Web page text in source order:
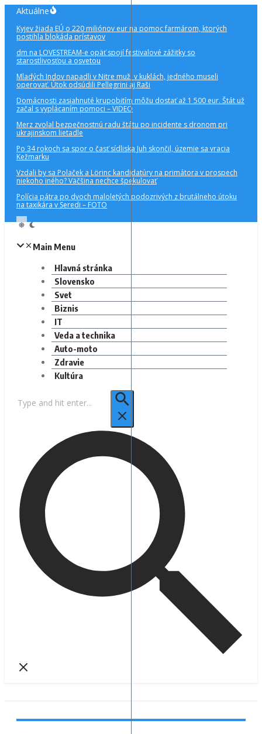
Preskočiť
obsah
Aktuálne
Kyjev žiada EÚ o 220 miliónov eur na pomoc farmárom, ktorých
postihla blokáda prístavov
dm na LOVESTREAM-e opäť spojí festivalové zážitky so
starostlivosťou a osvetou
Mladých Indov napadli v Nitre muži v kuklách, jedného museli
operovať. Útok odsúdili Pellegrini aj Raši
Domácnosti zasiahnuté krupobitím môžu dostať až 1 500 eur. Štát už
začal s vyplácaním pomoci – VIDEO
Merz zvolal bezpečnostnú radu štátu po incidente s dronom pri
ukrajinskom lietadle
Po 34 rokoch sa spor o časť sídliska Juh skončil, územie sa vracia
Kežmarku
Vzdali by sa Polaček a Lörinc kandidatúry na primátora v prospech
niekoho iného? Väčšina nechce špekulovať
Polícia pátra po dvoch maloletých podozrivých z brutálneho útoku
na taxikára v Seredi – FOTO
Main Menu
Hlavná stránka
Slovensko
Svet
Biznis
IT
Veda a technika
Auto-moto
Zdravie
Kultúra